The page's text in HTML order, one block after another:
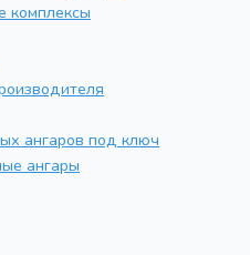
комплексы
ангаров под ключ
ангары